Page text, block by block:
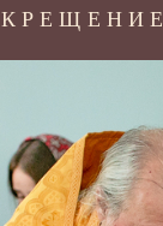
КРЕЩЕНИЕ